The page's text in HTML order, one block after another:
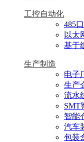
工控自动化
485
以太
基于
生产制造
电子
生产
流水
SMT
智能
汽车
包装